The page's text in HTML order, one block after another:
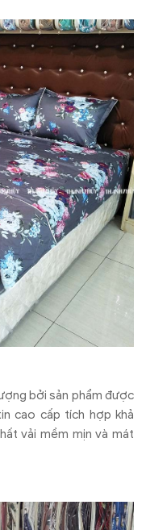
bởi sản phẩm được
cao cấp tích hợp khả
vải mềm mịn và mát